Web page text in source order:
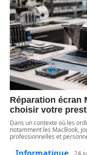
Réparation écran
choisir votre
Dans un contexte où les
notamment les MacBook,
professionnelles et
24